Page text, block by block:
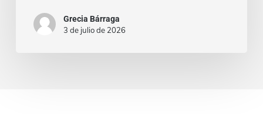
Grecia Bárraga
3 de julio de 2026